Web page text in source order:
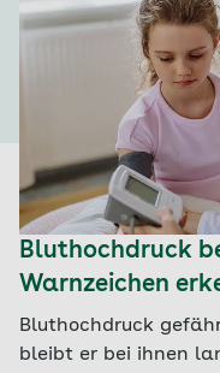
Bluthochdruck
Warnzeichen
Bluthochdruck
bleibt er bei ihnen